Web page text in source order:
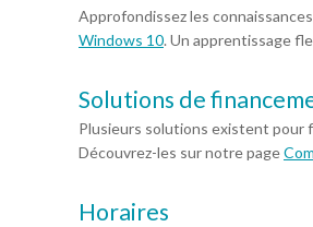
Approfondissez les
Windows 10. Un apprentissage
Solutions de
Plusieurs solutions existent pour
Découvrez-les sur notre page
Horaires